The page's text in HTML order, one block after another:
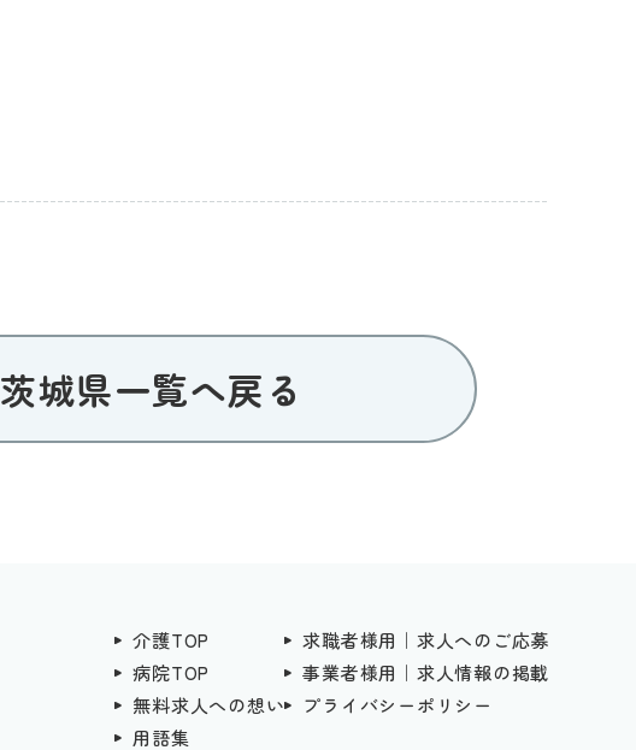
茨城県一覧へ戻る
介護TOP
病院TOP
無料求人への想い
用語集
求職者様用｜求人へのご応募
事業者様用｜求人情報の掲載
プライバシーポリシー